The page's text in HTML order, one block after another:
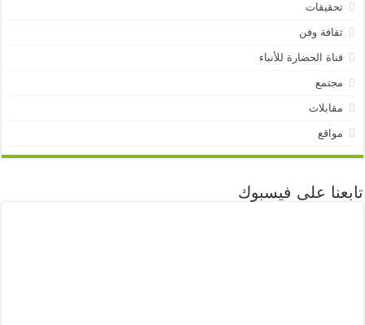
تحقيقات
ثقافة وفن
قناة الحضارة للأنباء
مجتمع
مقابلات
مواقع
تابعنا على فيسبوك